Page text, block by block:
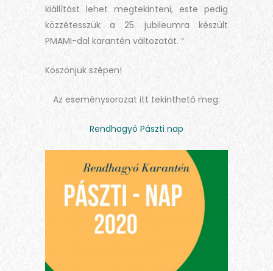
kiállítást lehet megtekinteni, este pedig
közzétesszük a 25. jubileumra készült
PMAMI-dal karantén változatát. “
Köszönjük szépen!
Az eseménysorozat itt tekinthető meg:
Rendhagyó Pászti nap